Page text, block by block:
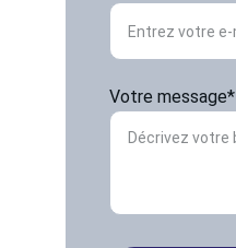
Votre message*